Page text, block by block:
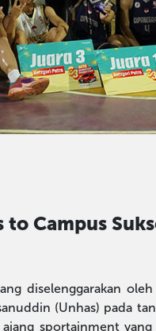
Campus
diselenggarakan
(Unhas) pada
sportainment